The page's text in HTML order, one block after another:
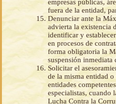
empresas públicas,
fuera de la entidad,
Denunciar ante la
advierta la existencia
identificar y
en procesos de
forma obligatoria la
suspensión inmediata
Solicitar el
de la misma entidad
entidades
especialistas, cuando
Lucha Contra la